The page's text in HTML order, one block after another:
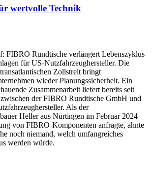
wertvolle Technik
FIBRO Rundtische verlängert Lebenszyklus
für US-Nutzfahrzeughersteller. Die
Zollstreit bringt
wieder Planungssicherheit. Ein
Zusammenarbeit liefert bereits seit
der FIBRO Rundtische GmbH und
Als der
Heller aus Nürtingen im Februar 2024
von FIBRO-Komponenten anfragte, ahnte
noch niemand, welch umfangreiches
werden würde.